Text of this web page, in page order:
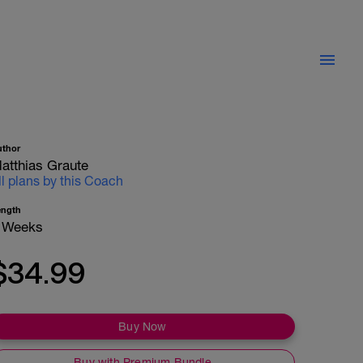
Graute
plans by this Coach
Buy Now